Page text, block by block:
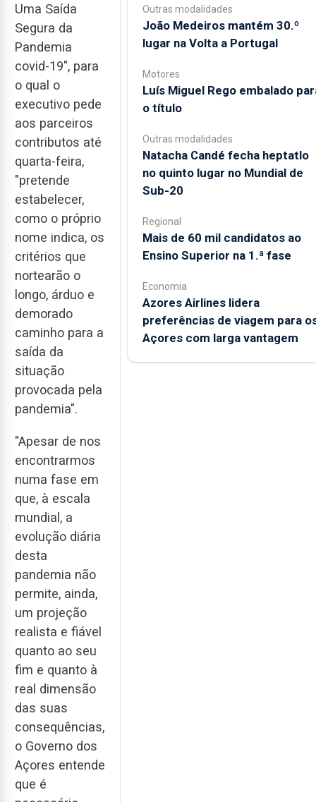
Uma Saída
Segura da
Pandemia
covid-19", para
o qual o
executivo pede
aos parceiros
contributos até
quarta-feira,
"pretende
estabelecer,
como o próprio
nome indica, os
critérios que
nortearão o
longo, árduo e
demorado
caminho para a
saída da
situação
provocada pela
pandemia".
"Apesar de nos
encontrarmos
numa fase em
que, à escala
mundial, a
evolução diária
desta
pandemia não
permite, ainda,
um projeção
realista e fiável
quanto ao seu
fim e quanto à
real dimensão
das suas
consequências,
o Governo dos
Açores entende
que é
Outras modalidades
João Medeiros mantém 30.º
lugar na Volta a Portugal
Motores
Luís Miguel Rego embalado
o título
Outras modalidades
Natacha Candé fecha heptatlo
no quinto lugar no Mundial de
Sub-20
Regional
Mais de 60 mil candidatos ao
Ensino Superior na 1.ª fase
Economia
Azores Airlines lidera
preferências de viagem para
Açores com larga vantagem